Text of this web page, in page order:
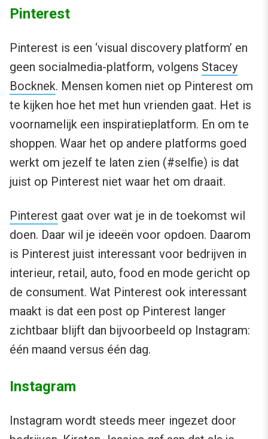
Pinterest
Pinterest is een ‘visual discovery platform’ en
geen socialmedia-platform, volgens Stacey
Bocknek. Mensen komen niet op Pinterest om
te kijken hoe het met hun vrienden gaat. Het is
voornamelijk een inspiratieplatform. En om te
shoppen. Waar het op andere platforms goed
werkt om jezelf te laten zien (#selfie) is dat
juist op Pinterest niet waar het om draait.
Pinterest gaat over wat je in de toekomst wil
doen. Daar wil je ideeën voor opdoen. Daarom
is Pinterest juist interessant voor bedrijven in
interieur, retail, auto, food en mode gericht op
de consument. Wat Pinterest ook interessant
maakt is dat een post op Pinterest langer
zichtbaar blijft dan bijvoorbeeld op Instagram:
één maand versus één dag.
Instagram
Instagram wordt steeds meer ingezet door